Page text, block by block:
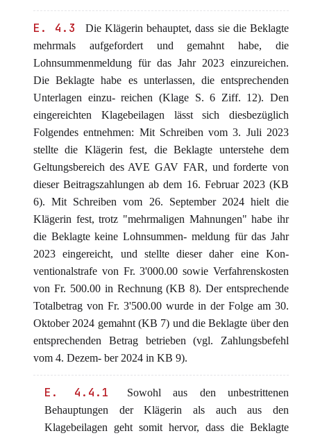
E. 4.3
Die Klägerin behauptet, dass sie die Beklagte
mehrmals aufgefordert und gemahnt habe, die
Lohnsummenmeldung für das Jahr 2023 einzureichen.
Die Beklagte habe es unterlassen, die entsprechenden
Unterlagen einzu- reichen (Klage S. 6 Ziff. 12). Den
eingereichten Klagebeilagen lässt sich diesbezüglich
Folgendes entnehmen: Mit Schreiben vom 3. Juli 2023
stellte die Klägerin fest, die Beklagte unterstehe dem
Geltungsbereich des AVE GAV FAR, und forderte von
dieser Beitragszahlungen ab dem 16. Februar 2023 (KB
6). Mit Schreiben vom 26. September 2024 hielt die
Klägerin fest, trotz "mehrmaligen Mahnungen" habe ihr
die Beklagte keine Lohnsummen- meldung für das Jahr
2023 eingereicht, und stellte dieser daher eine Kon-
ventionalstrafe von Fr. 3'000.00 sowie Verfahrenskosten
von Fr. 500.00 in Rechnung (KB 8). Der entsprechende
Totalbetrag von Fr. 3'500.00 wurde in der Folge am 30.
Oktober 2024 gemahnt (KB 7) und die Beklagte über den
entsprechenden Betrag betrieben (vgl. Zahlungsbefehl
vom 4. Dezem- ber 2024 in KB 9).
E. 4.4.1
Sowohl aus den unbestrittenen
Behauptungen der Klägerin als auch aus den
Klagebeilagen geht somit hervor, dass die Beklagte